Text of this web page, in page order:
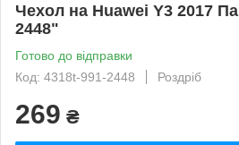
Чехол на Huawei Y3 2017
2448"
Готово до відправки
Код: 4318t-991-2448
Роздріб
269 ₴